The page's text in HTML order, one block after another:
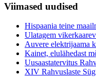
Viimased uudised
Hispaania teine
Ulatagem
Auvere elektrijaama
Kainet, elulähedast
Uusaastatervitus
XIV Rahvuslaste